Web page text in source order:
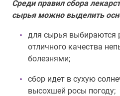
Среди правил сбора
сырья можно выделить
для сырья выбираются
отличного качества
болезнями;
сбор идет в сухую
высохшей росы погоду;